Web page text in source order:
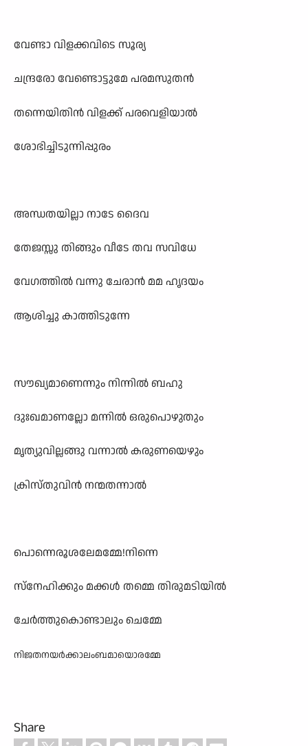
വേണ്ടാ വിളക്കവിടെ സൂര്യ
ചന്ദ്രരോ വേണ്ടൊട്ടുമേ പരമസുതൻ
തന്നെയിതിൻ വിളക്ക് പരവെളിയാൽ
ശോഭിച്ചിടുന്നിപ്പുരം
അന്ധതയില്ലാ നാടേ ദൈവ
തേജസ്സു തിങ്ങും വീടേ തവ സവിധേ
വേഗത്തിൽ വന്നു ചേരാൻ മമ ഹൃദയം
ആശിച്ചു കാത്തിടുന്നേ
സൗഖ്യമാണെന്നും നിന്നിൽ ബഹു
ദുഃഖമാണല്ലോ മന്നിൽ ഒരുപൊഴുതും
മൃത്യുവില്ലങ്ങു വന്നാൽ കരുണയെഴും
ക്രിസ്തുവിൻ നന്മതന്നാൽ
പൊന്നെരൂശലേമമ്മേ!നിന്നെ
സ്നേഹിക്കും മക്കൾ തമ്മെ തിരുമടിയിൽ
ചേർത്തുകൊണ്ടാലും ചെമ്മേ
നിജതനയർക്കാലംബമായൊരമ്മേ
Share